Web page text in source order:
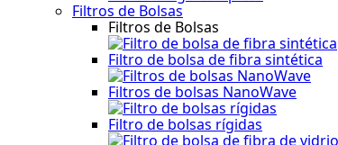
Filtros de Bolsas
Filtros de Bolsas
Filtro de bolsa de fibra sintética
Filtros de bolsas NanoWave
Filtro de bolsas rígidas